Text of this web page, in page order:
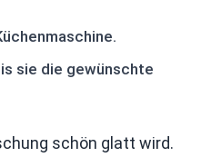
sie die gewünschte
schön glatt wird.